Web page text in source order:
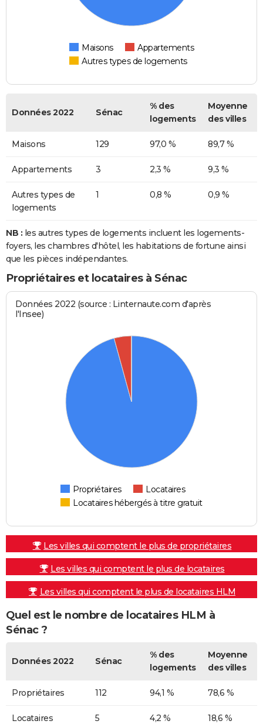
Maisons
Appartements
Autres types de logements
Données 2022 Sénac
% des
logements
Moyenne
des villes
Maisons 129 97,0 % 89,7 %
Appartements 3 2,3 % 9,3 %
Autres types de
logements
1 0,8 % 0,9 %
NB : les autres types de logements incluent les logements-
foyers, les chambres d'hôtel, les habitations de fortune ainsi
que les pièces indépendantes.
Propriétaires et locataires à Sénac
Données 2022 (source : Linternaute.com d'après
l'Insee)
Propriétaires
Locataires
Locataires hébergés à titre gratuit
Les villes qui comptent le plus de propriétaires
Les villes qui comptent le plus de locataires
Les villes qui comptent le plus de locataires HLM
Quel est le nombre de locataires HLM à
Sénac ?
Données 2022 Sénac
% des
logements
Moyenne
des villes
Propriétaires 112 94,1 % 78,6 %
Locataires 5 4,2 % 18,6 %